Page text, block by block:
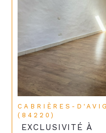
CABRIÈRES-D'AVIGNON
(84220)
EXCLUSIVITÉ À